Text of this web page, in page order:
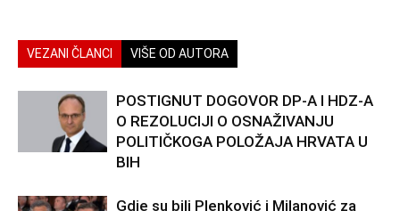
VEZANI ČLANCI VIŠE OD AUTORA
POSTIGNUT DOGOVOR DP-A I HDZ-A
O REZOLUCIJI O OSNAŽIVANJU
POLITIČKOGA POLOŽAJA HRVATA U
BIH
Gdje su bili Plenković i Milanović za